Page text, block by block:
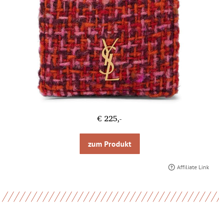
€ 225,-
zum Produkt
Affiliate Link